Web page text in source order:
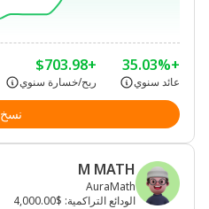
+35.03%
عائد سنوي
+$703.98
ربح/خسارة سنوي
نسخ
M MATH
AuraMath
الودائع التراكمية:
$4,000.00